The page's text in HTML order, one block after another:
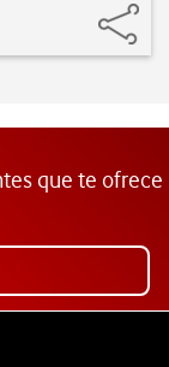
que te ofrece